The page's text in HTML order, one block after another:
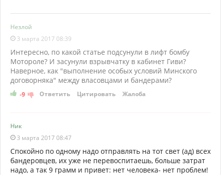
Незлой
3 марта 2017 08:39
Интересно, по какой статье подсунули в лифт бомбу
Мотороле? И засунули взрывчатку в кабинет Гиви?
Наверное, как "выполнение особых условий Минского
договорняка" между власовцами и бандерами?
-9 Ответить Цитировать Жалоба
Ник
3 марта 2017 08:47
Спокойно по одному надо отправлять на тот свет (ад) всех
бандеровцев, их уже не перевоспитаешь, больше затрат
надо, а так 9 грамм и привет: нет человека- нет проблем!